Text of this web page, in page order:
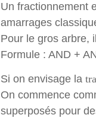
Un fractionnement
amarrages
Pour le gros arbre,
Formule : AND +
Si on envisage la
On commence
superposés pour